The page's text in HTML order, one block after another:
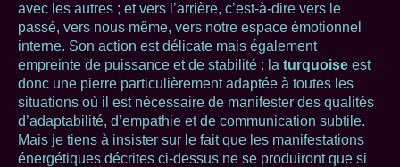
avec les autres ; et vers l’arrière, c’est-à-dire vers le
passé, vers nous même, vers notre espace émotionnel
interne. Son action est délicate mais également
empreinte de puissance et de stabilité : la turquoise est
donc une pierre particulièrement adaptée à toutes les
situations où il est nécessaire de manifester des qualités
d’adaptabilité, d’empathie et de communication subtile.
Mais je tiens à insister sur le fait que les manifestations
énergétiques décrites ci-dessus ne se produiront que si